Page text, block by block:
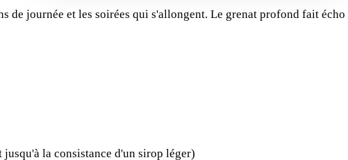
de journée et les soirées qui s'allongent. Le grenat profond fait
la consistance d'un sirop léger)